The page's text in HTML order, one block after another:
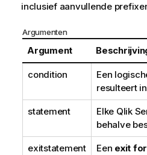
inclusief aanvullende
Argumenten
Argument
condition
Een
resulteert in
statement Elke Qlik
behalve
exitstatement Een exit for